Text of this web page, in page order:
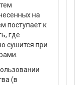
на
поступает к
где
сушится при
(в